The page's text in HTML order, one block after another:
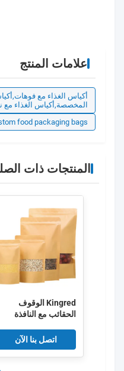
علامات المنتج
أكياس الغذاء مع
المخصصة,أكياس الغذاء مع
food packaging bags
المنتجات ذات
Kingred الوقوف
الحقائب مع النافذة
اتصل بنا الآن